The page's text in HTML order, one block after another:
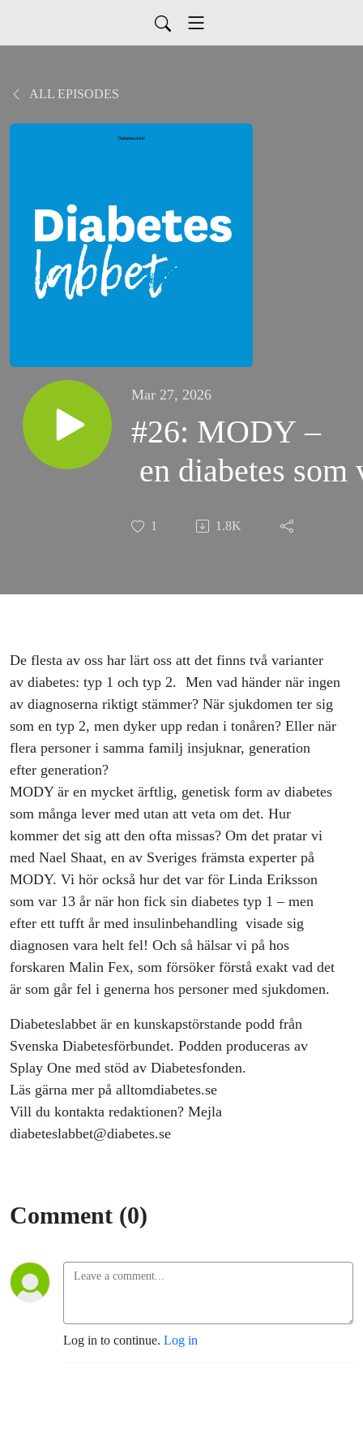
ALL EPISODES
Mar 27, 2026
#26: MODY –
en diabetes
1 1.8K
De flesta av oss har lärt oss att det finns två varianter
av diabetes: typ 1 och typ 2. Men vad händer när ingen
av diagnoserna riktigt stämmer? När sjukdomen ter sig
som en typ 2, men dyker upp redan i tonåren? Eller när
flera personer i samma familj insjuknar, generation
efter generation?
MODY är en mycket ärftlig, genetisk form av diabetes
som många lever med utan att veta om det. Hur
kommer det sig att den ofta missas? Om det pratar vi
med Nael Shaat, en av Sveriges främsta experter på
MODY. Vi hör också hur det var för Linda Eriksson
som var 13 år när hon fick sin diabetes typ 1 – men
efter ett tufft år med insulinbehandling visade sig
diagnosen vara helt fel! Och så hälsar vi på hos
forskaren Malin Fex, som försöker förstå exakt vad det
är som går fel i generna hos personer med sjukdomen.
Diabeteslabbet är en kunskapstörstande podd från
Svenska Diabetesförbundet. Podden produceras av
Splay One med stöd av Diabetesfonden.
Läs gärna mer på alltomdiabetes.se
Vill du kontakta redaktionen? Mejla
diabeteslabbet@diabetes.se
Comment (0)
Log in to continue. Log in